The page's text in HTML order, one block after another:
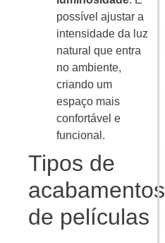
possível ajustar a
intensidade da luz
natural que entra
no ambiente,
criando um
espaço mais
confortável e
funcional.
Tipos de
acabamentos
de películas